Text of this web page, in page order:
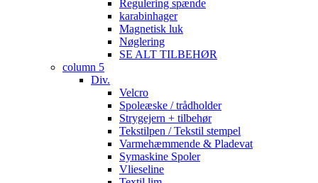
Regulering spænde
karabinhager
Magnetisk luk
Nøglering
SE ALT TILBEHØR
column 5
Div.
Velcro
Spoleæske / trådholder
Strygejern + tilbehør
Tekstilpen / Tekstil stempel
Varmehæmmende & Pladevat
Symaskine Spoler
Vlieseline